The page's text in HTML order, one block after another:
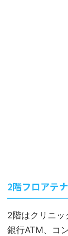
2階フロアテ
2階はクリニッ
銀行ATM、コ